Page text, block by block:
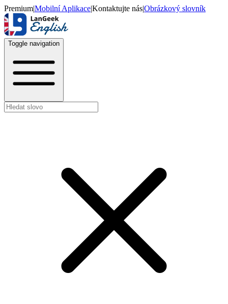
Premium|Mobilní Aplikace|Kontaktujte nás|Obrázkový slovník
Toggle navigation